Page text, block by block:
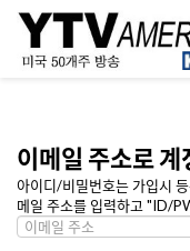
이메일 주소로 계
아이디/비밀번호는 가입시
메일 주소를 입력하고 "ID/